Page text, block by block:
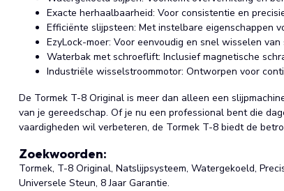
Exacte herhaalbaarheid: Voor consistentie en
Efficiënte slijpsteen: Met instelbare eigenschappen
EzyLock-moer: Voor eenvoudig en snel wisselen
Waterbak met schroeflift: Inclusief magnetische
Industriële wisselstroommotor: Ontworpen voor
De Tormek T-8 Original is meer dan alleen een
van je gereedschap. Of je nu een professional bent die
vaardigheden wil verbeteren, de Tormek T-8 biedt de
Zoekwoorden:
Tormek, T-8 Original, Natslijpsysteem, Watergekoeld,
Universele Steun, 8 Jaar Garantie.